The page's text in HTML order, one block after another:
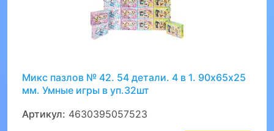
Микс пазлов № 42. 54 детали. 4 в 1. 90х65х25
мм. Умные игры в уп.32шт
Артикул: 4630395057523